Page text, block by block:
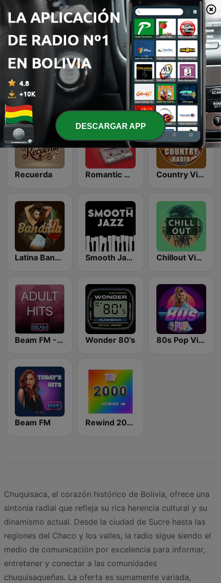
Dance Machine LoFi Vibes K-Pop Vibes
Top 90's TikTok Hits
Recuerda Romantic Vibes Country Vibes
Latina Bandida! Smooth Jazz - Groov Chillout Vibes
Beam FM - Adult Hits Wonder 80's 80s Pop Vibes
Beam FM Rewind 2000's
Chuquisaca, el corazón histórico de Bolivia, ofrece una
sintonía radial que refleja su rica herencia cultural y su
dinamismo actual. Desde la ciudad de Sucre hasta las
regiones del Chaco y los valles, la radio sigue siendo el
medio de comunicación por excelencia para informar,
entretener y conectar a las comunidades
chuquisaqueñas. La oferta es sumamente variada,
DESCARGAR APP